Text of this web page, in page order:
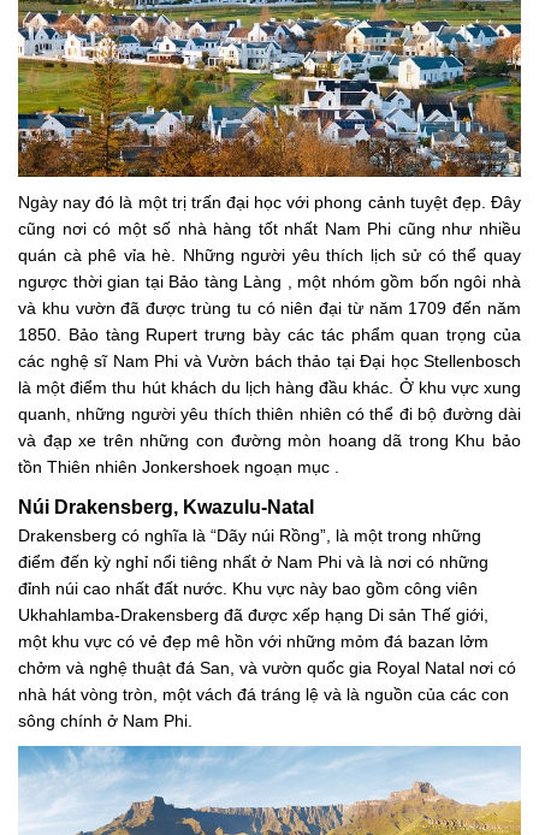
Ngày nay đó là một trị trấn đại học với phong cảnh tuyệt đẹp. Đây
cũng nơi có một số nhà hàng tốt nhất Nam Phi cũng như nhiều
quán cà phê vỉa hè. Những người yêu thích lịch sử có thể quay
ngược thời gian tại Bảo tàng Làng , một nhóm gồm bốn ngôi nhà
và khu vườn đã được trùng tu có niên đại từ năm 1709 đến năm
1850. Bảo tàng Rupert trưng bày các tác phẩm quan trọng của
các nghệ sĩ Nam Phi và Vườn bách thảo tại Đại học Stellenbosch
là một điểm thu hút khách du lịch hàng đầu khác. Ở khu vực xung
quanh, những người yêu thích thiên nhiên có thể đi bộ đường dài
và đạp xe trên những con đường mòn hoang dã trong Khu bảo
tồn Thiên nhiên Jonkershoek ngoạn mục .
Núi Drakensberg, Kwazulu-Natal
Drakensberg có nghĩa là “Dãy núi Rồng”, là một trong những
điểm đến kỳ nghỉ nổi tiêng nhất ở Nam Phi và là nơi có những
đỉnh núi cao nhất đất nước. Khu vực này bao gồm công viên
Ukhahlamba-Drakensberg đã được xếp hạng Di sản Thế giới,
một khu vực có vẻ đẹp mê hồn với những mỏm đá bazan lởm
chởm và nghệ thuật đá San, và vườn quốc gia Royal Natal nơi có
nhà hát vòng tròn, một vách đá tráng lệ và là nguồn của các con
sông chính ở Nam Phi.